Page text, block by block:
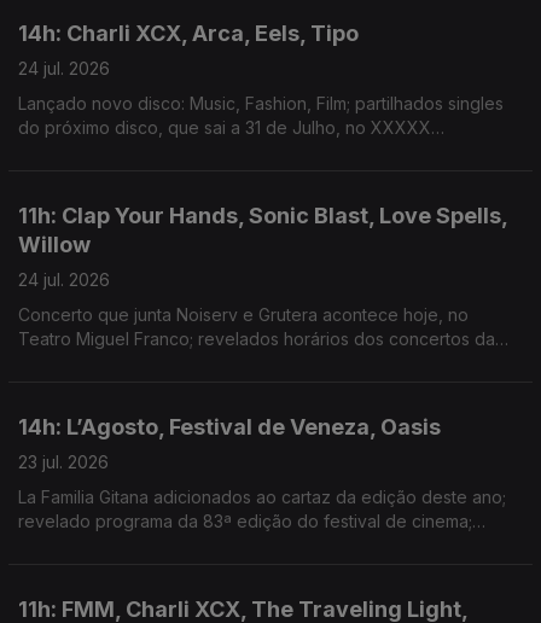
14h: Charli XCX, Arca, Eels, Tipo
24 jul. 2026
Lançado novo disco: Music, Fashion, Film; partilhados singles
do próximo disco, que sai a 31 de Julho, no XXXXX
11h: Clap Your Hands, Sonic Blast, Love Spells,
Willow
24 jul. 2026
Concerto que junta Noiserv e Grutera acontece hoje, no
Teatro Miguel Franco; revelados horários dos concertos da
14h: L’Agosto, Festival de Veneza, Oasis
23 jul. 2026
La Familia Gitana adicionados ao cartaz da edição deste ano;
revelado programa da 83ª edição do festival de cinema;
11h: FMM, Charli XCX, The Traveling Light,